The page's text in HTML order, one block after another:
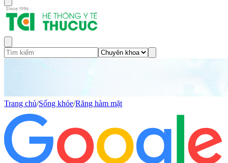
Trang chủ/Sống khỏe/Răng hàm mặt